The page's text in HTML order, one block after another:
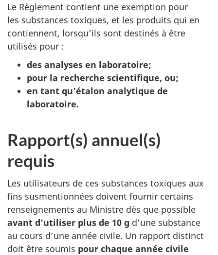
Le Règlement contient une exemption pour
les substances toxiques, et les produits qui en
contiennent, lorsqu’ils sont destinés à être
utilisés pour :
des analyses en laboratoire;
pour la recherche scientifique, ou;
en tant qu’étalon analytique de
laboratoire.
Rapport(s) annuel(s)
requis
Les utilisateurs de ces substances toxiques aux
fins susmentionnées doivent fournir certains
renseignements au Ministre dès que possible
avant d'utiliser plus de 10 g d’une substance
au cours d’une année civile. Un rapport distinct
doit être soumis pour chaque année civile